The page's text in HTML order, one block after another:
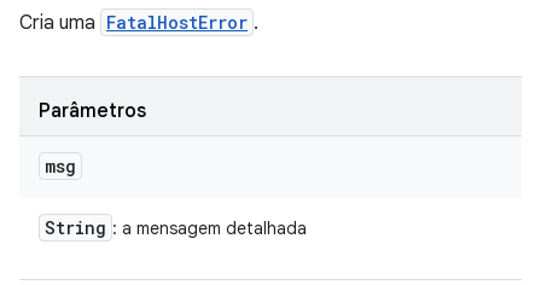
Cria uma FatalHostError .
Parâmetros
msg
String : a mensagem detalhada